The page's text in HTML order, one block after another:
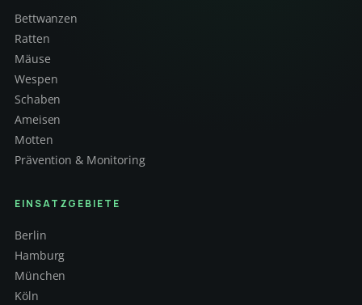
Bettwanzen
Ratten
Mäuse
Wespen
Schaben
Ameisen
Motten
Prävention & Monitoring
EINSATZGEBIETE
Berlin
Hamburg
München
Köln